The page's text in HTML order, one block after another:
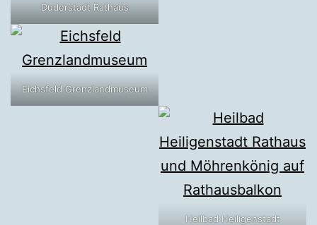
Duderstadt Rathaus
Eichsfeld Grenzlandmuseum
Heilbad Heiligenstadt